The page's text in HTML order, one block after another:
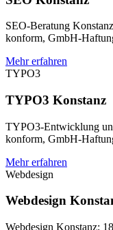
SEO-Beratung
konform, GmbH-
Mehr erfahren
TYPO3
TYPO3 Konstanz
TYPO3-Entwicklung
konform, GmbH-
Mehr erfahren
Webdesign
Webdesign
Webdesign Konstanz: